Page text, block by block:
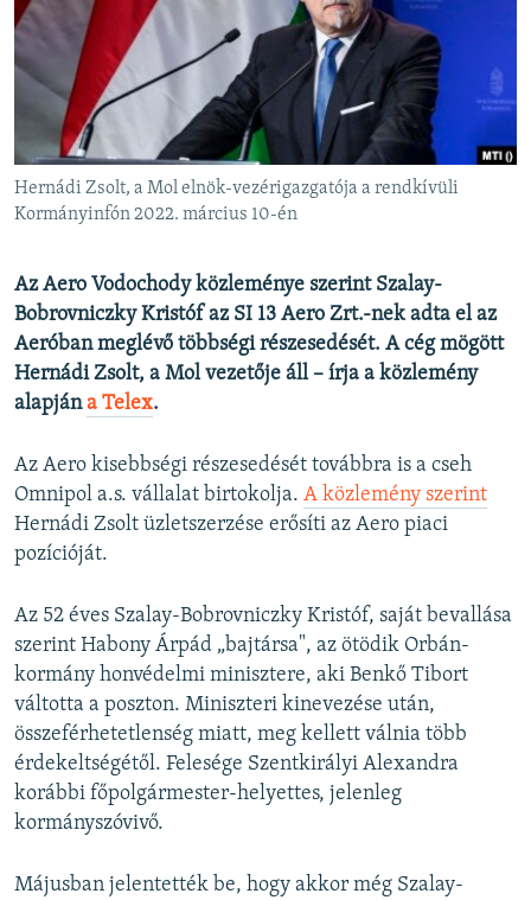
EURÓPAI UNIÓ
VILÁG
KLÍMAVÁLTOZÁS
A MÚLT TANULSÁGAI
KÖVESSEN MINKET!
Valamennyi RFE/RL weboldal
Hernádi Zsolt, a Mol elnök-vezérigazgatója a rendkívüli
Kormányinfón 2022. március 10-én
Az Aero Vodochody közleménye szerint Szalay-
Bobrovniczky Kristóf az SI 13 Aero Zrt.-nek adta el az
Aeróban meglévő többségi részesedését. A cég mögött
Hernádi Zsolt, a Mol vezetője áll – írja a közlemény
alapjána Telex.
Az Aero kisebbségi részesedését továbbra is a cseh
Omnipol a.s. vállalat birtokolja. A közlemény szerint
Hernádi Zsolt üzletszerzése erősíti az Aero piaci
pozícióját.
Az 52 éves Szalay-Bobrovniczky Kristóf, saját bevallása
szerint Habony Árpád „bajtársa", az ötödik Orbán-
kormány honvédelmi minisztere, aki Benkő Tibort
váltotta a poszton. Miniszteri kinevezése után,
összeférhetetlenség miatt, meg kellett válnia több
érdekeltségétől. Felesége Szentkirályi Alexandra
korábbi főpolgármester-helyettes, jelenleg
kormányszóvivő.
Májusban jelentették be, hogy akkor még Szalay-